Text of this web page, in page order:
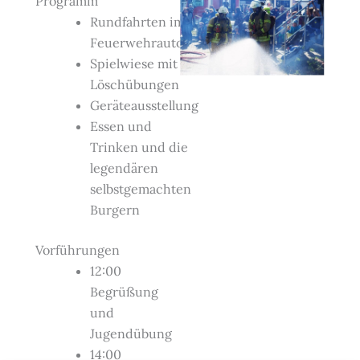
Rundfahrten im
Feuerwehrauto
Spielwiese mit
Löschübungen
Geräteausstellung
Essen und
Trinken und die
legendären
selbstgemachten
Burgern
Vorführungen
12:00
Begrüßung
und
Jugendübung
14:00